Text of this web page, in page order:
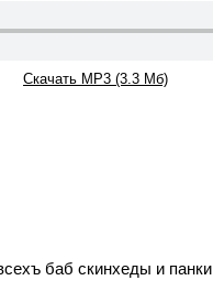
Скачать MP3 (3.3 Мб)
баб скинхеды и панки